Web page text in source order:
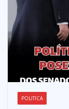
POLITICA